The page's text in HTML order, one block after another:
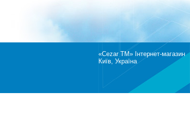
«Cezar TM» Інтернет-магазин
Київ, Україна